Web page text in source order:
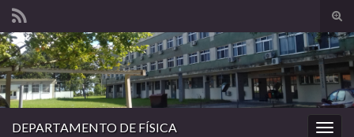
de
Search for:
DEPARTAMENTO DE FÍSICA